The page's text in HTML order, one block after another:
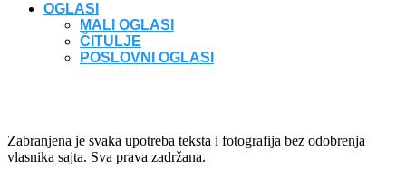
OGLASI
MALI OGLASI
ČITULJE
POSLOVNI OGLASI
Zabranjena je svaka upotreba teksta i fotografija bez odobrenja
vlasnika sajta. Sva prava zadržana.